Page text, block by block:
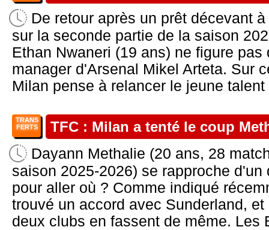
De retour après un prêt décevant
sur la seconde partie de la saison
Ethan Nwaneri (19 ans) ne figure
manager d'Arsenal Mikel Arteta. Sur
Milan pense à relancer le jeune
TRANS
FERTS
TFC : Milan a tenté le coup
Dayann Methalie (20 ans, 28
saison 2025-2026) se rapproche d'un
pour aller où ? Comme indiqué
trouvé un accord avec Sunderland,
deux clubs en fassent de même. Les